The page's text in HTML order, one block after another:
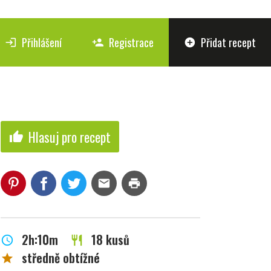
login Přihlášení person_add Registrace add_circle Přidat recept
thumb_up Hlasuj pro recept
mail print
schedule 2h:10m restaurant 18 kusů
star středně obtížné